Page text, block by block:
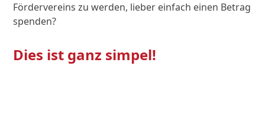
Fördervereins zu werden, lieber einfach einen Betrag
spenden?
Dies ist ganz simpel!